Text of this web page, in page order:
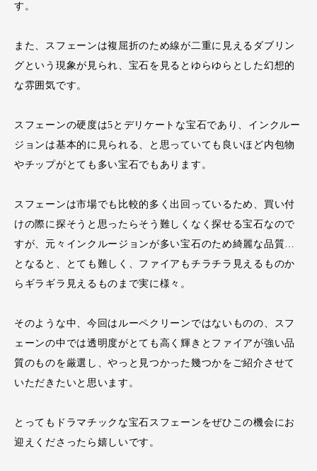
す。
また、スフェーンは複屈折のため線が二重に見えるダブリン
グという現象が見られ、宝石を見るとゆらゆらとした幻想的
な雰囲気です。
スフェーンの硬度は5とデリケートな宝石であり、インクルー
ジョンは基本的に見られる、と思っていても良いほど内包物
やチップがとても多い宝石でもあります。
スフェーンは市場でも比較的多く出回っているため、買い付
けの際に探そうと思ったらそう難しくなく探せる宝石なので
すが、元々インクルージョンが多い宝石のため綺麗な品質…
となると、とても難しく、ファイアもチラチラ見えるものか
らギラギラ見えるものまで実に様々。
そのような中、今回はルーペクリーンではないものの、スフ
ェーンの中では透明度がとても高く輝きとファイアが強い品
質のものを厳選し、やっと見つかった幾つかをご紹介させて
いただきたいと思います。
とってもドラマチックな宝石スフェーンをぜひこの機会にお
迎えくださったら嬉しいです。